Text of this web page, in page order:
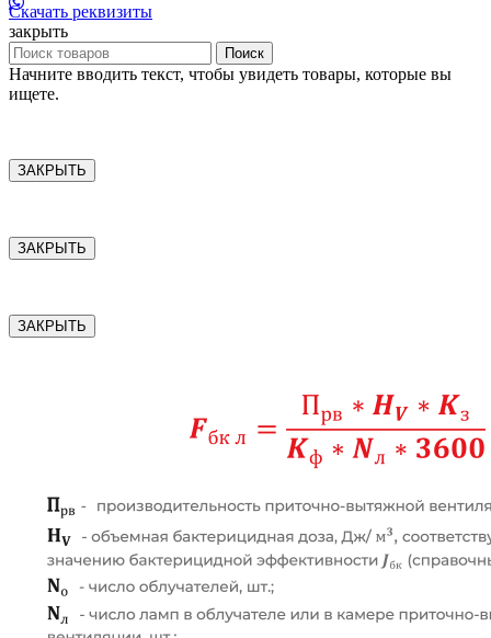
Скачать реквизиты
закрыть
Поиск
Начните вводить текст, чтобы увидеть товары, которые вы
ищете.
ЗАКРЫТЬ
ЗАКРЫТЬ
ЗАКРЫТЬ